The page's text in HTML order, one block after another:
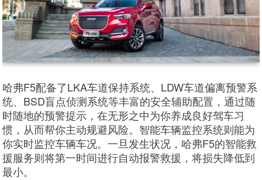
哈弗F5配备了LKA车道保持系统、LDW车道偏离预警系
统、BSD盲点侦测系统等丰富的安全辅助配置，通过随
时随地的预警提示，在无形之中为你养成良好驾车习
惯，从而帮你主动规避风险。智能车辆监控系统则能为
你实时监控车辆车况。一旦发生状况，哈弗F5的智能救
援服务则将第一时间进行自动报警救援，将损失降低到
最小。